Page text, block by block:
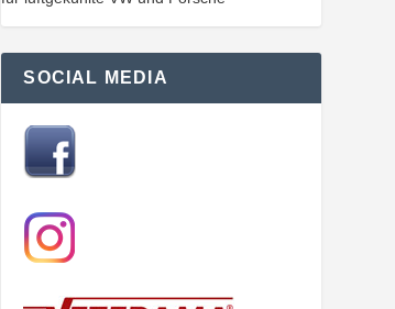
SOCIAL MEDIA